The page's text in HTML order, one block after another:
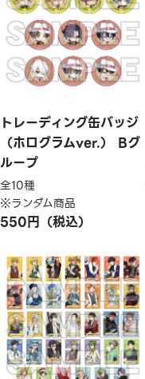
トレーディング缶バッジ
（ホログラムver.） Bグ
ループ
全10種
※ランダム商品
550円（税込）